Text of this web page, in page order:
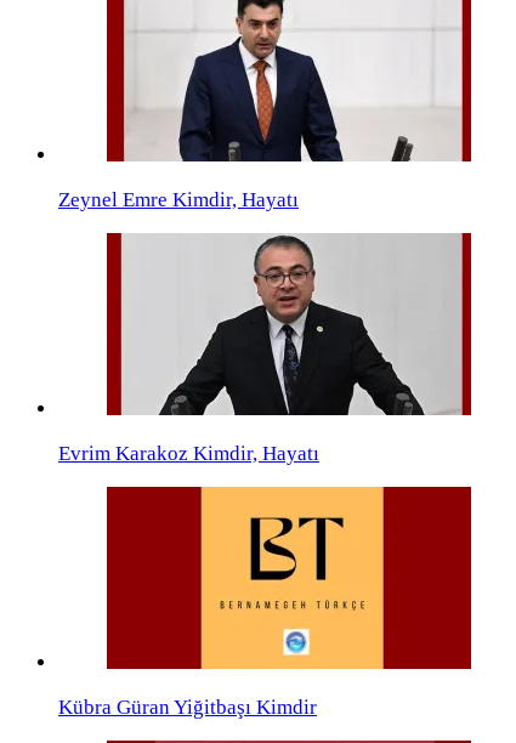
Zeynel Emre Kimdir, Hayatı
Evrim Karakoz Kimdir, Hayatı
Kübra Güran Yiğitbaşı Kimdir